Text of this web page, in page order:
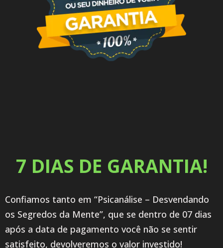
7 DIAS DE GARANTIA!
Confiamos tanto em “Psicanálise – Desvendando
os Segredos da Mente”, que se dentro de 07 dias
após a data de pagamento você não se sentir
satisfeito, devolveremos o valor investido!